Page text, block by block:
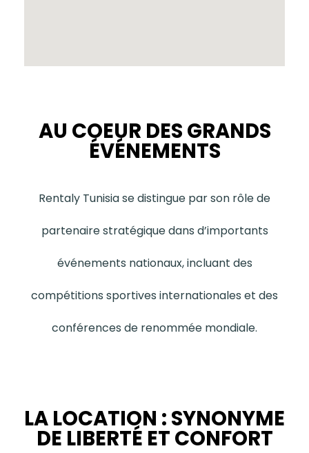
AU COEUR DES GRANDS
ÉVÉNEMENTS
Rentaly Tunisia se distingue par son rôle de
partenaire stratégique dans d’importants
événements nationaux, incluant des
compétitions sportives internationales et des
conférences de renommée mondiale.
LA LOCATION : SYNONYME
DE LIBERTÉ ET CONFORT